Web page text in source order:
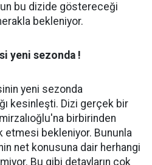
bu dizide göstereceği
bekleniyor.
yeni sezonda !
yeni sezonda
kesinleşti. Dizi gerçek bir
birbirinden
etmesi bekleniyor. Bununla
net konusuna dair herhangi
Bu gibi detayların çok